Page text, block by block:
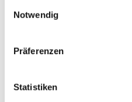
Notwendig
Präferenzen
Statistiken
+ Max Feistel u.